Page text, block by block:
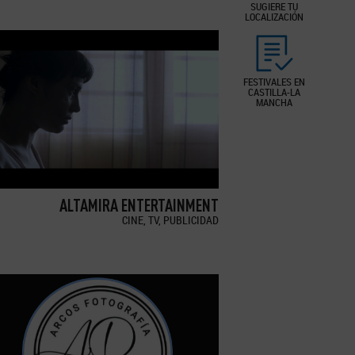
SUGIERE TU
LOCALIZACIÓN
FESTIVALES EN
CASTILLA-LA
MANCHA
ALTAMIRA ENTERTAINMENT
CINE, TV, PUBLICIDAD